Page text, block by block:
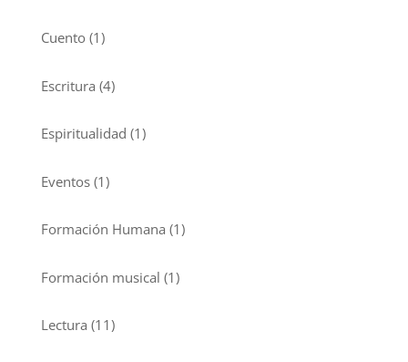
Cuento(1)
Escritura (4)
Espiritualidad (1)
Eventos(1)
Formación Humana (1)
Formación musical (1)
Lectura (11)